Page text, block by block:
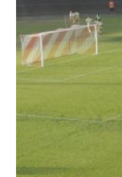
s
a
g